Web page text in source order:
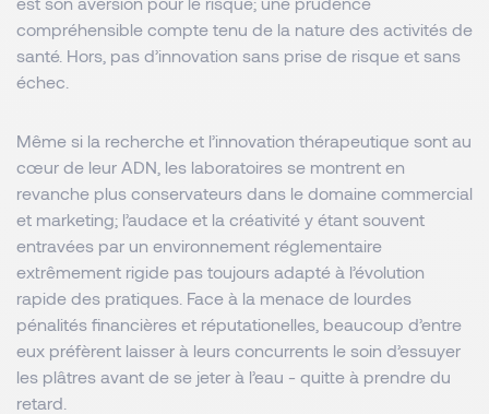
compréhensible compte tenu de la nature des activités de
santé. Hors, pas d’innovation sans prise de risque et sans
échec.
Même si la recherche et l’innovation thérapeutique sont au
cœur de leur ADN, les laboratoires se montrent en
revanche plus conservateurs dans le domaine commercial
et marketing; l’audace et la créativité y étant souvent
entravées par un environnement réglementaire
extrêmement rigide pas toujours adapté à l’évolution
rapide des pratiques. Face à la menace de lourdes
pénalités financières et réputationelles, beaucoup d’entre
eux préfèrent laisser à leurs concurrents le soin d’essuyer
les plâtres avant de se jeter à l’eau - quitte à prendre du
retard.